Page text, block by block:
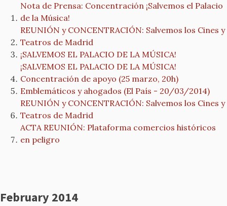
Nota de Prensa: Concentración ¡Salvemos el Palacio
de la Música!
REUNIÓN y CONCENTRACIÓN: Salvemos los Cines y
Teatros de Madrid
¡SALVEMOS EL PALACIO DE LA MÚSICA!
¡SALVEMOS EL PALACIO DE LA MÚSICA!
Concentración de apoyo (25 marzo, 20h)
Emblemáticos y ahogados (El País - 20/03/2014)
REUNIÓN y CONCENTRACIÓN: Salvemos los Cines y
Teatros de Madrid
ACTA REUNIÓN: Plataforma comercios históricos
en peligro
February 2014